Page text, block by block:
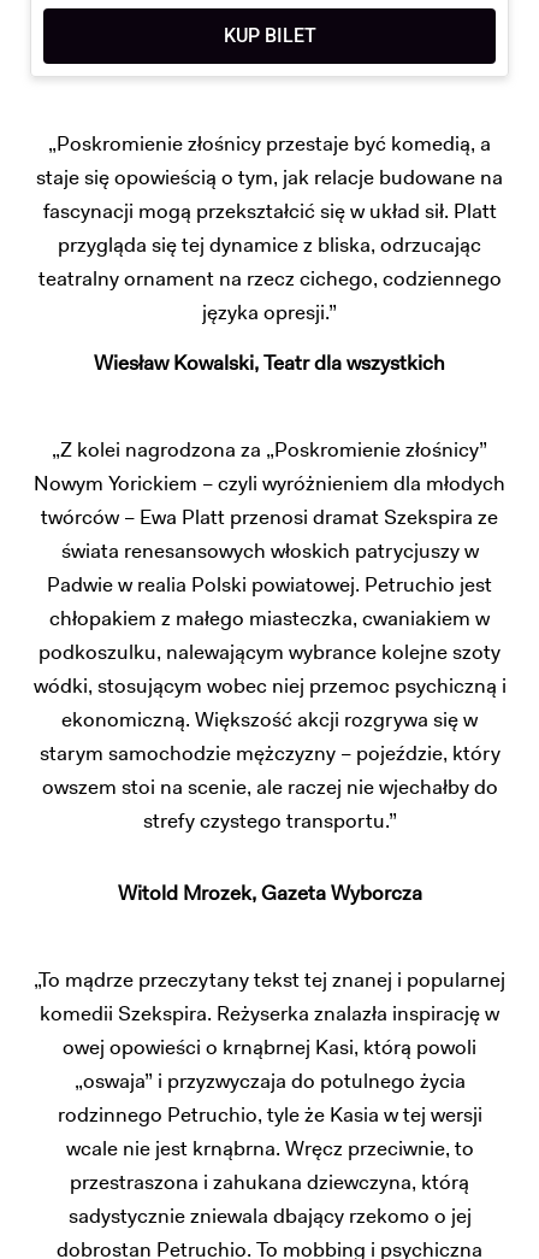
KUP BILET
„Poskromienie złośnicy przestaje być komedią, a
staje się opowieścią o tym, jak relacje budowane na
fascynacji mogą przekształcić się w układ sił. Platt
przygląda się tej dynamice z bliska, odrzucając
teatralny ornament na rzecz cichego, codziennego
języka opresji.”
Wiesław Kowalski, Teatr dla wszystkich
„Z kolei nagrodzona za „Poskromienie złośnicy”
Nowym Yorickiem – czyli wyróżnieniem dla młodych
twórców – Ewa Platt przenosi dramat Szekspira ze
świata renesansowych włoskich patrycjuszy w
Padwie w realia Polski powiatowej. Petruchio jest
chłopakiem z małego miasteczka, cwaniakiem w
podkoszulku, nalewającym wybrance kolejne szoty
wódki, stosującym wobec niej przemoc psychiczną i
ekonomiczną. Większość akcji rozgrywa się w
starym samochodzie mężczyzny – pojeździe, który
owszem stoi na scenie, ale raczej nie wjechałby do
strefy czystego transportu.”
Witold Mrozek, Gazeta Wyborcza
„To mądrze przeczytany tekst tej znanej i popularnej
komedii Szekspira. Reżyserka znalazła inspirację w
owej opowieści o krnąbrnej Kasi, którą powoli
„oswaja” i przyzwyczaja do potulnego życia
rodzinnego Petruchio, tyle że Kasia w tej wersji
wcale nie jest krnąbrna. Wręcz przeciwnie, to
przestraszona i zahukana dziewczyna, którą
sadystycznie zniewala dbający rzekomo o jej
dobrostan Petruchio. To mobbing i psychiczna